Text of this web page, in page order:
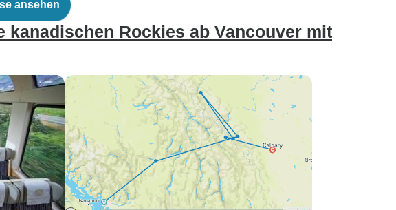
ansehen
kanadischen Rockies ab Vancouver mit